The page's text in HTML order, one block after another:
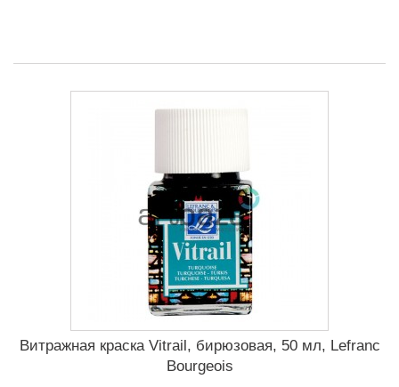
Витражная краска Vitrail, бирюзовая, 50 мл, Lefranc
Bourgeois